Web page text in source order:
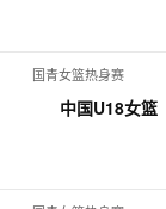
国青女篮热身赛
中国U18女篮